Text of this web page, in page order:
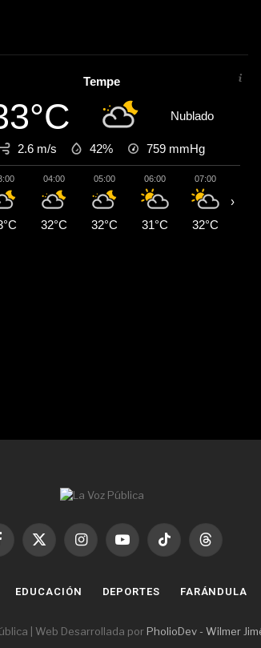
Tempe
Nublado
2.6 m/s 42% 759 mmHg
04:00
32°C
05:00
32°C
06:00
31°C
07:00
32°C
›
X
InstagramYouTubeTikTok Threads
EDUCACIÓN DEPORTES FARÁNDULA
| Web Desarrollada por PholioDev - Wilmer